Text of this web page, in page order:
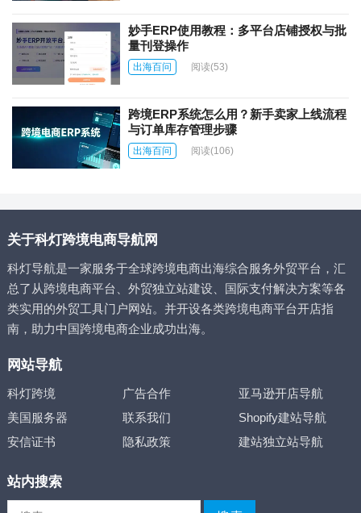
妙手ERP使用教程：多平台店铺授权与批
量刊登操作
出海百问 阅读(53)
跨境ERP系统怎么用？新手卖家上线流程
与订单库存管理步骤
出海百问 阅读(106)
关于科灯跨境电商导航网
科灯导航是一家服务于全球跨境电商出海综合服务外贸平台，汇
总了从跨境电商平台、外贸独立站建设、国际支付解决方案等各
类实用的外贸工具门户网站。并开设各类跨境电商平台开店指
南，助力中国跨境电商企业成功出海。
网站导航
科灯跨境 广告合作
亚马逊开店导航
美国服务器
联系我们
Shopify建站导航
安信证书
隐私政策 建站独立站导航
站内搜索